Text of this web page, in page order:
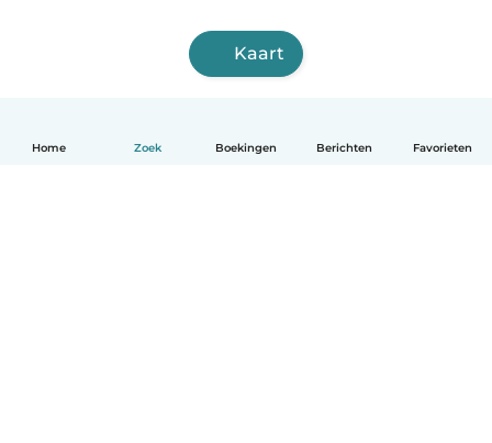
Home Zoek Boekingen Berichten Favorieten
Kaart